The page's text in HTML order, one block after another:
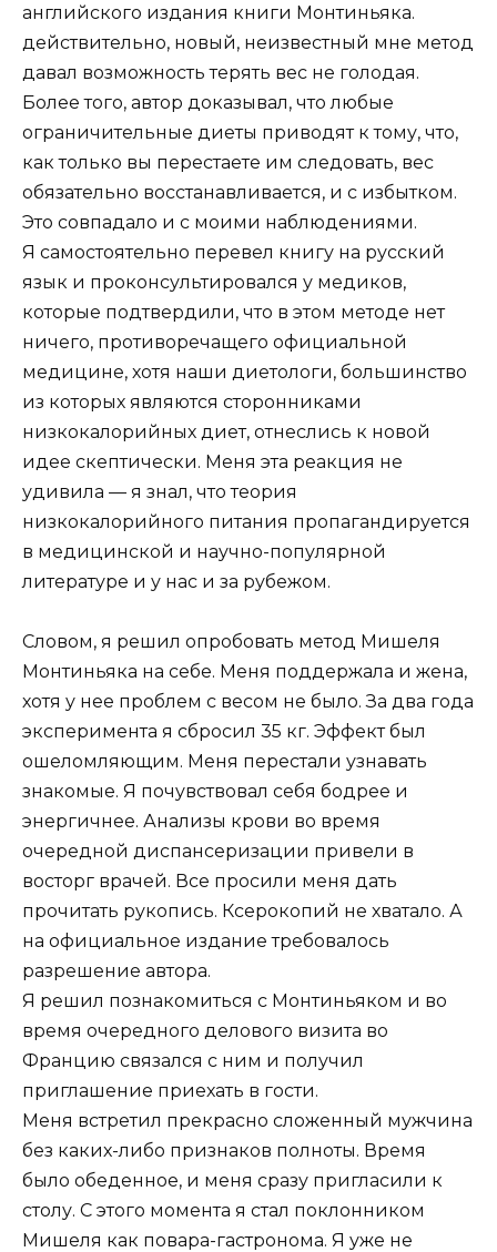
английского издания книги Монтиньяка.
действительно, новый, неизвестный мне метод
давал возможность терять вес не голодая.
Более того, автор доказывал, что любые
ограничительные диеты приводят к тому, что,
как только вы перестаете им следовать, вес
обязательно восстанавливается, и с избытком.
Это совпадало и с моими наблюдениями.
Я самостоятельно перевел книгу на русский
язык и проконсультировался у медиков,
которые подтвердили, что в этом методе нет
ничего, противоречащего официальной
медицине, хотя наши диетологи, большинство
из которых являются сторонниками
низкокалорийных диет, отнеслись к новой
идее скептически. Меня эта реакция не
удивила — я знал, что теория
низкокалорийного питания пропагандируется
в медицинской и научно-популярной
литературе и у нас и за рубежом.
Словом, я решил опробовать метод Мишеля
Монтиньяка на себе. Меня поддержала и жена,
хотя у нее проблем с весом не было. За два года
эксперимента я сбросил 35 кг. Эффект был
ошеломляющим. Меня перестали узнавать
знакомые. Я почувствовал себя бодрее и
энергичнее. Анализы крови во время
очередной диспансеризации привели в
восторг врачей. Все просили меня дать
прочитать рукопись. Ксерокопий не хватало. А
на официальное издание требовалось
разрешение автора.
Я решил познакомиться с Монтиньяком и во
время очередного делового визита во
Францию связался с ним и получил
приглашение приехать в гости.
Меня встретил прекрасно сложенный мужчина
без каких-либо признаков полноты. Время
было обеденное, и меня сразу пригласили к
столу. С этого момента я стал поклонником
Мишеля как повара-гастронома. Я уже не